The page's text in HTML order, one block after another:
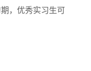
，优秀实习生可